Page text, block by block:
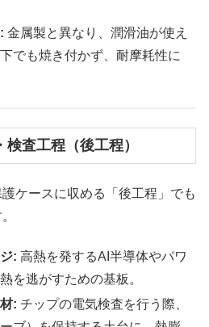
金属製と異なり、潤滑油が使え
でも焼き付かず、耐摩耗性に
査工程（後工程）
ケースに収める「後工程」でも
: 高熱を発するAI半導体やパワ
を逃がすための基板。
: チップの電気検査を行う際、